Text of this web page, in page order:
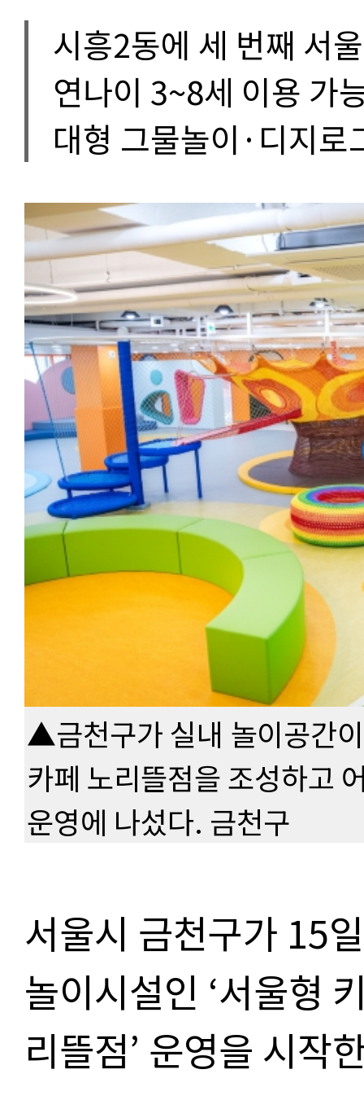
시흥2동에 세 번째 서
연나이 3~8세 이용 가
대형 그물놀이·디지
▲금천구가 실내 놀이공간
카페 노리뜰점을 조성하고
운영에 나섰다. 금천구
서울시 금천구가 15
놀이시설인 ‘서울형
리뜰점’ 운영을 시작